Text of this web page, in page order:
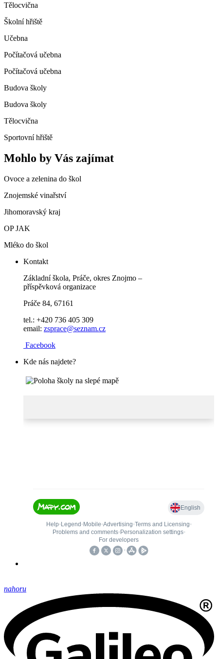
Tělocvična
Školní hřiště
Učebna
Počítačová učebna
Počítačová učebna
Budova školy
Budova školy
Tělocvična
Sportovní hřiště
Mohlo by Vás zajímat
Ovoce a zelenina do škol
Znojemské vinařství
Jihomoravský kraj
OP JAK
Mléko do škol
Kontakt
Základní škola, Práče, okres Znojmo –
příspěvková organizace
Práče 84, 67161
tel.: +420 736 405 309
email: zsprace@seznam.cz
Facebook
Kde nás najdete?
nahoru